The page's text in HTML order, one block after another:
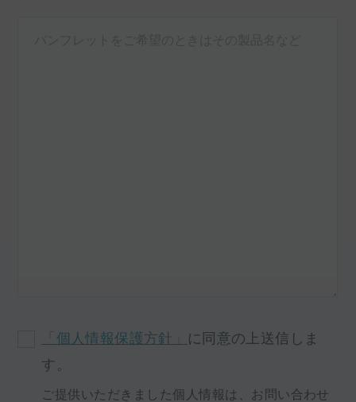
「個人情報保護方針」 に同意の上送信しま
す。
ご提供いただきました個人情報は、お問い合わせ